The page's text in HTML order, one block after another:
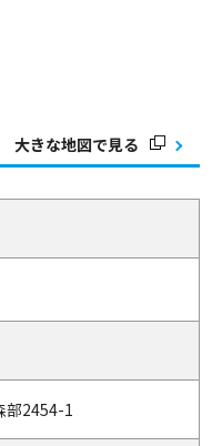
大きな地図で見る
部2454-1